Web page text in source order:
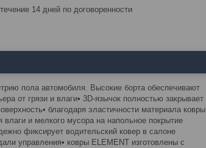
течение 14 дней по договоренности
пола автомобиля. Высокие борта обеспечивают
от грязи и влаги• 3D-язычок полностью закрывает
благодаря эластичности материала ковры
и мелкого мусора на напольное покрытие
фиксирует водительский ковер в салоне
управления• ковры ELEMENT изготовлены с